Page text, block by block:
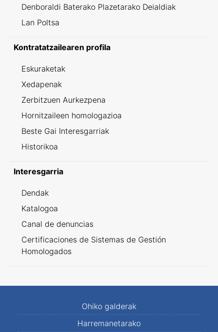
Denboraldi Baterako Plazetarako Deialdiak
Lan Poltsa
Kontratatzailearen profila
Eskuraketak
Xedapenak
Zerbitzuen Aurkezpena
Hornitzaileen homologazioa
Beste Gai Interesgarriak
Historikoa
Interesgarria
Dendak
Katalogoa
Canal de denuncias
Certificaciones de Sistemas de Gestión
Homologados
Ohiko galderak
Harremanetarako